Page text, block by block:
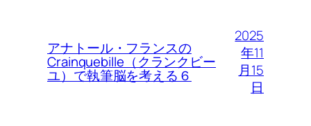
アナトール・フランスの
Crainquebille（クランクビー
ユ）で執筆脳を考える６
2025
年11
月15
日